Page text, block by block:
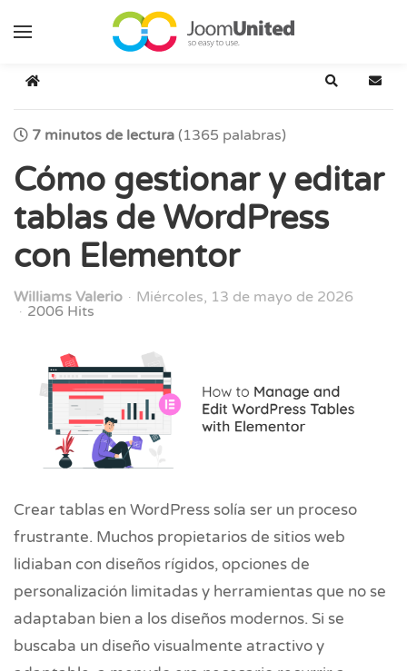
Saltar al contenido principal
Inicio Buscar
7 minutos de lectura (1365 palabras)
Cómo gestionar y editar
tablas de WordPress
con Elementor
Williams Valerio
Miércoles, 13 de mayo de 2026
2006 Hits
Crear tablas en WordPress solía ser un proceso
frustrante. Muchos propietarios de sitios web
lidiaban con diseños rígidos, opciones de
personalización limitadas y herramientas que no se
adaptaban bien a los diseños modernos. Si se
buscaba un diseño visualmente atractivo y